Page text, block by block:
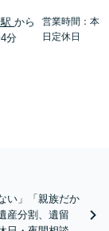
駅から
分
営業時間：本
日定休日
い」「親族だか
産分割、遺留